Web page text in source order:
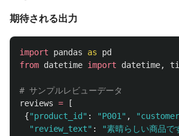
期待される出力
import pandas as
pd
from datetime import datetime,
reviews =
[
{"product_id " : "P001 " , "
" review_text" : "素晴らしい商品で